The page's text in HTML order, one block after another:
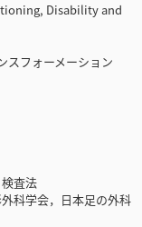
Disability and
フォーメーション
査法
科学会，日本足の外科